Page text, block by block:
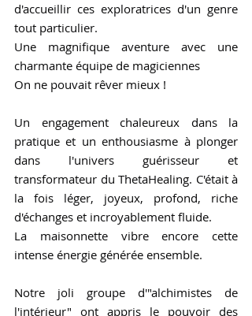
d'accueillir ces exploratrices d'un genre
tout particulier.
Une magnifique aventure avec une
charmante équipe de magiciennes
On ne pouvait rêver mieux !
Un engagement chaleureux dans la
pratique et un enthousiasme à plonger
dans l'univers guérisseur et
transformateur du ThetaHealing. C'était à
la fois léger, joyeux, profond, riche
d'échanges et incroyablement fluide.
La maisonnette vibre encore cette
intense énergie générée ensemble.
Notre joli groupe d'"alchimistes de
l'intérieur" ont appris le pouvoir des